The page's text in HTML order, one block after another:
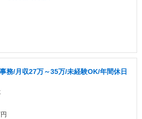
務/月収27万～35万/未経験OK/年間休日